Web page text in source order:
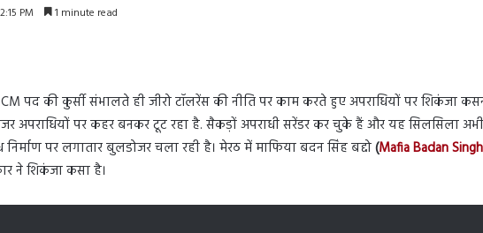
PM 1 minute read
पद की कुर्सी संभालते ही जीरो टॉलरेंस की नीति पर काम करते हुए अपराधियों पर शिकंजा
अपराधियों पर कहर बनकर टूट रहा है. सैकड़ों अपराधी सरेंडर कर चुके हैं और यह सिलसिला
पर लगातार बुलडोजर चला रही है। मेरठ में माफिया बदन सिंह बद्दो(Mafia Badan Singh
ने शिकंजा कसा है।